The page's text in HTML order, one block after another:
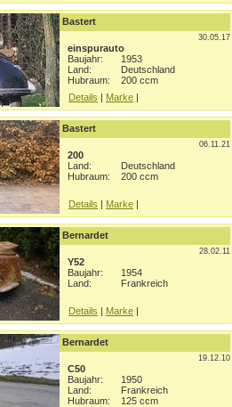
Bastert
30.05.17
einspurauto
Baujahr:
1953
Land:
Deutschland
Hubraum:
200 ccm
Details | Marke |
Bastert
06.11.21
200
Land:
Deutschland
Hubraum:
200 ccm
Details | Marke |
Bernardet
28.02.11
Y52
Baujahr:
1954
Land:
Frankreich
Details | Marke |
Bernardet
19.12.10
C50
Baujahr:
1950
Land:
Frankreich
Hubraum:
125 ccm